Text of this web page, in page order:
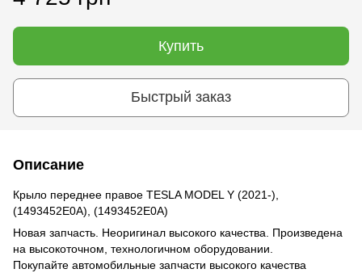
Купить
Быстрый заказ
Описание
Крыло переднее правое TESLA MODEL Y (2021-),
(1493452E0A), (1493452E0A)
Новая запчасть. Неоригинал высокого качества. Произведена
на высокоточном, технологичном оборудовании.
Покупайте автомобильные запчасти высокого качества